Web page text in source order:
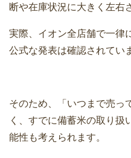
断や在庫状況に大きく左右
実際、イオン全店舗で一律
公式な発表は確認されてい
そのため、「いつまで売っ
く、すでに備蓄米の取り扱
能性も考えられます。